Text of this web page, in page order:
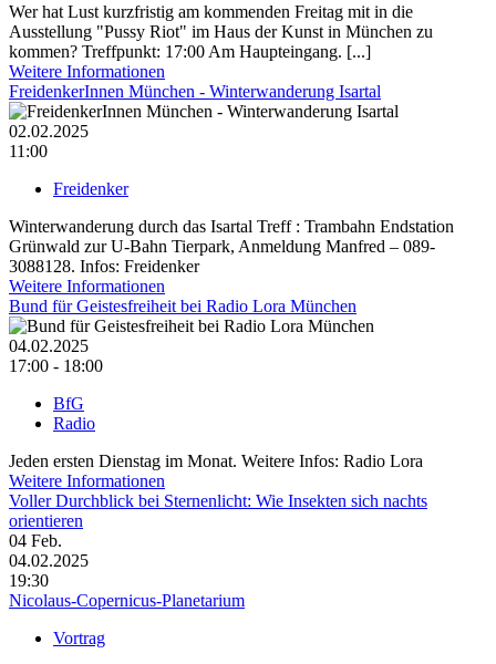
Wer hat Lust kurzfristig am kommenden Freitag mit in die
Ausstellung "Pussy Riot" im Haus der Kunst in München zu
kommen? Treffpunkt: 17:00 Am Haupteingang. [...]
Weitere Informationen
FreidenkerInnen München - Winterwanderung Isartal
02.02.2025
11:00
Freidenker
Winterwanderung durch das Isartal Treff : Trambahn Endstation
Grünwald zur U-Bahn Tierpark, Anmeldung Manfred – 089-
3088128. Infos: Freidenker
Weitere Informationen
Bund für Geistesfreiheit bei Radio Lora München
04.02.2025
17:00 - 18:00
BfG
Radio
Jeden ersten Dienstag im Monat. Weitere Infos: Radio Lora
Weitere Informationen
Voller Durch­blick bei Sternen­licht: Wie Insekten sich nachts
orientieren
04 Feb.
04.02.2025
19:30
Nicolaus-Copernicus-Planetarium
Vortrag